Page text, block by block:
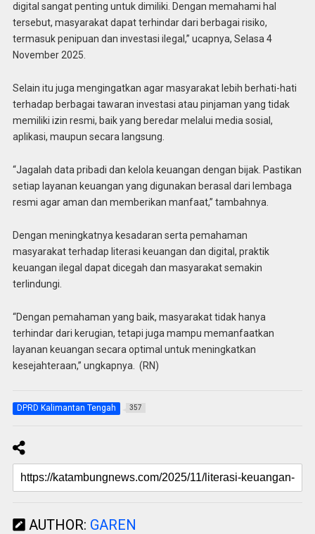
digital sangat penting untuk dimiliki. Dengan memahami hal
tersebut, masyarakat dapat terhindar dari berbagai risiko,
termasuk penipuan dan investasi ilegal,” ucapnya, Selasa 4
November 2025.
Selain itu juga mengingatkan agar masyarakat lebih berhati-hati
terhadap berbagai tawaran investasi atau pinjaman yang tidak
memiliki izin resmi, baik yang beredar melalui media sosial,
aplikasi, maupun secara langsung.
“Jagalah data pribadi dan kelola keuangan dengan bijak. Pastikan
setiap layanan keuangan yang digunakan berasal dari lembaga
resmi agar aman dan memberikan manfaat,” tambahnya.
Dengan meningkatnya kesadaran serta pemahaman
masyarakat terhadap literasi keuangan dan digital, praktik
keuangan ilegal dapat dicegah dan masyarakat semakin
terlindungi.
“Dengan pemahaman yang baik, masyarakat tidak hanya
terhindar dari kerugian, tetapi juga mampu memanfaatkan
layanan keuangan secara optimal untuk meningkatkan
kesejahteraan,” ungkapnya. (RN)
DPRD Kalimantan Tengah 357
AUTHOR: GAREN